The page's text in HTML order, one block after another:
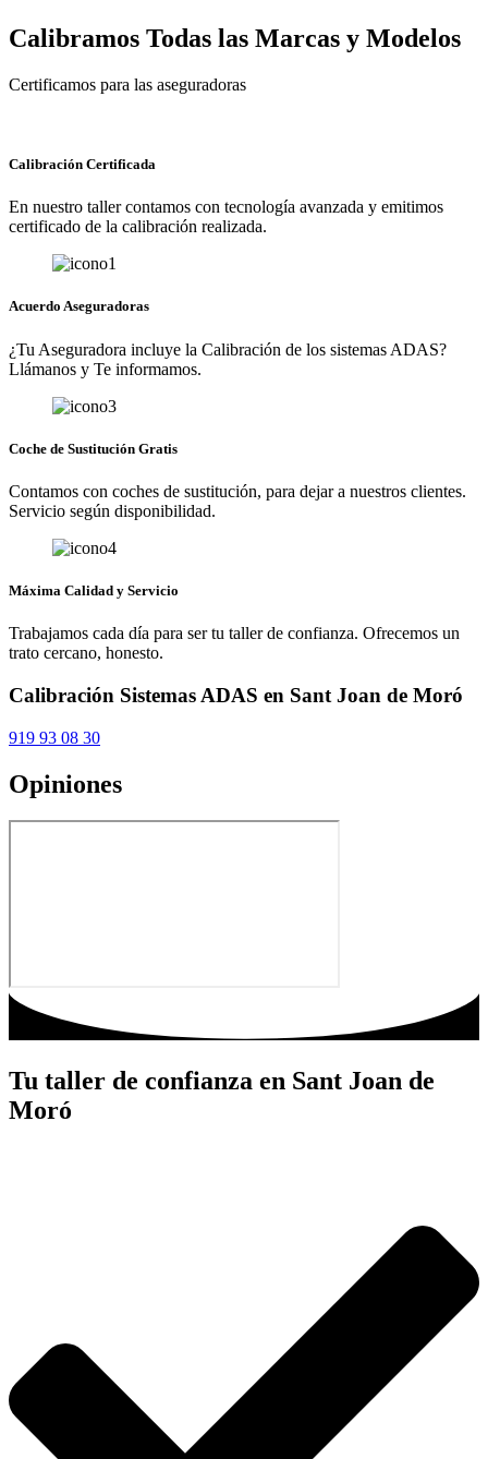
Calibramos Todas las Marcas y Modelos
Certificamos para las aseguradoras
Calibración Certificada
En nuestro taller contamos con tecnología avanzada y emitimos
certificado de la calibración realizada.
Acuerdo Aseguradoras
¿Tu Aseguradora incluye la Calibración de los sistemas ADAS?
Llámanos y Te informamos.
Coche de Sustitución Gratis
Contamos con coches de sustitución, para dejar a nuestros clientes.
Servicio según disponibilidad.
Máxima Calidad y Servicio
Trabajamos cada día para ser tu taller de confianza. Ofrecemos un
trato cercano, honesto.
Calibración Sistemas ADAS en Sant Joan de Moró
919 93 08 30
Opiniones
Tu taller de confianza en Sant Joan de
Moró